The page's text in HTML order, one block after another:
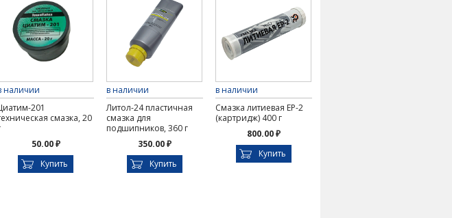
наличии
201
смазка, 20
50.00 ₽
Купить
в наличии
Литол-24 пластичная
смазка для
подшипников, 360 г
350.00 ₽
Купить
в наличии
Смазка литиевая ЕР-2
(картридж) 400 г
800.00 ₽
Купить